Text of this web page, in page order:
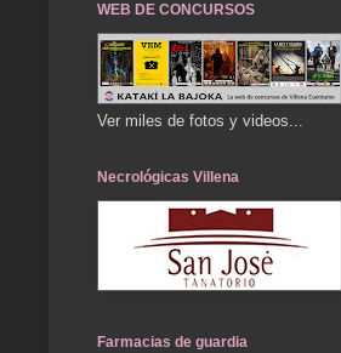
WEB DE CONCURSOS
Ver miles de fotos y videos...
Necrológicas Villena
Farmacias de guardia